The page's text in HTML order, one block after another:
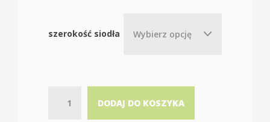
szerokość siodła Wybierz opcję
DODAJ DO KOSZYKA